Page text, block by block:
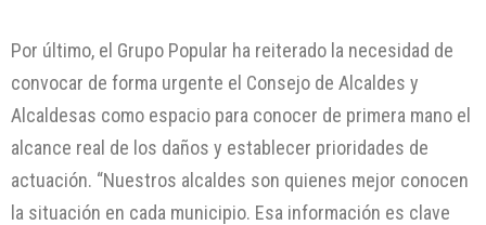
Por último, el Grupo Popular ha reiterado la necesidad de
convocar de forma urgente el Consejo de Alcaldes y
Alcaldesas como espacio para conocer de primera mano el
alcance real de los daños y establecer prioridades de
actuación. “Nuestros alcaldes son quienes mejor conocen
la situación en cada municipio. Esa información es clave